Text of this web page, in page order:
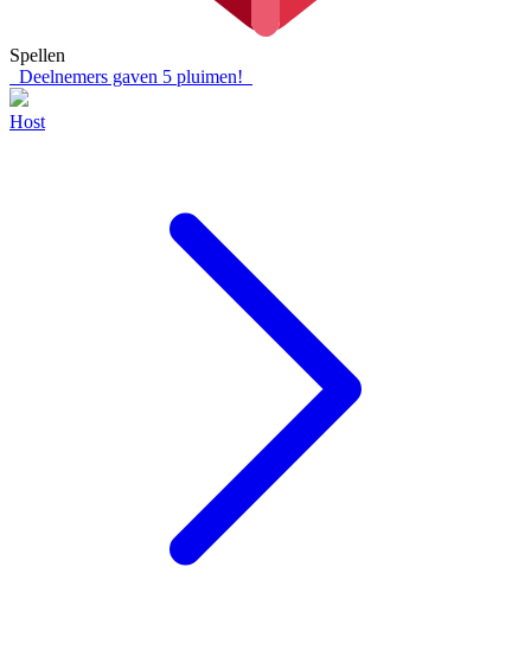
Spellen
Deelnemers gaven 5 pluimen!
Host